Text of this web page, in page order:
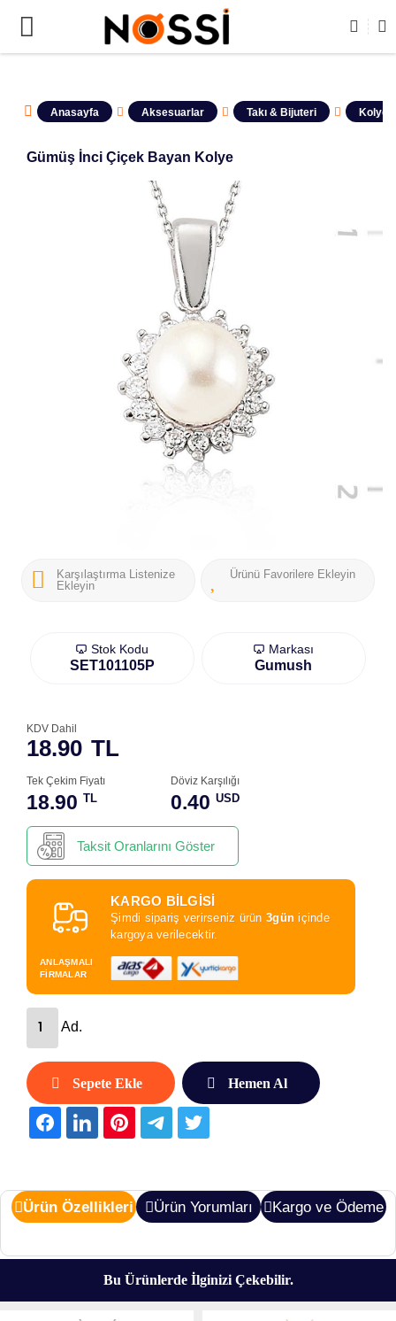
ÜRÜNLERİN TAMAMI DEMODUR SATIŞA KAPALIDIR !
Anasayfa Aksesuarlar Takı & Bijuteri
Gümüş İnci Çiçek Bayan Kolye
Karşılaştırma Listenize
Ekleyin
Ürünü Favorilere Ekleyin
Stok Kodu
SET101105P
Markası
Gumush
18.90 TL
KDV Dahil
Tek Çekim Fiyatı
18.90 TL
Döviz Karşılığı
0.40 USD
Taksit Oranlarını Göster
KARGO BİLGİSİ
Şimdi sipariş verirseniz ürün 3gün içinde
kargoya verilecektir.
ANLAŞMALI
FİRMALAR
Ad.
Sepete Ekle Hemen Al
Ürün Özellikleri Ürün Yorumları Kargo ve Ödeme
Bu Ürünlerde İlginizi Çekebilir.